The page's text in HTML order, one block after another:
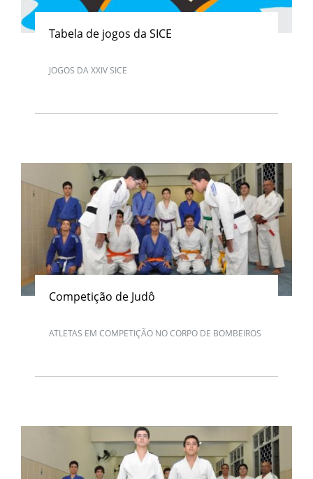
Tabela de jogos da SICE
JOGOS DA XXIV SICE
Competição de Judô
ATLETAS EM COMPETIÇÃO NO CORPO DE BOMBEIROS